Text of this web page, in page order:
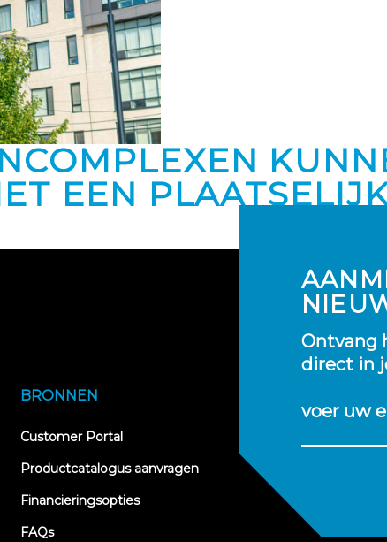
EEN
Ontvang
direct in
voer uw
BRONNEN
Customer Portal(opens
new
Productcatalogus aanvragen
Financieringsopties
FAQs